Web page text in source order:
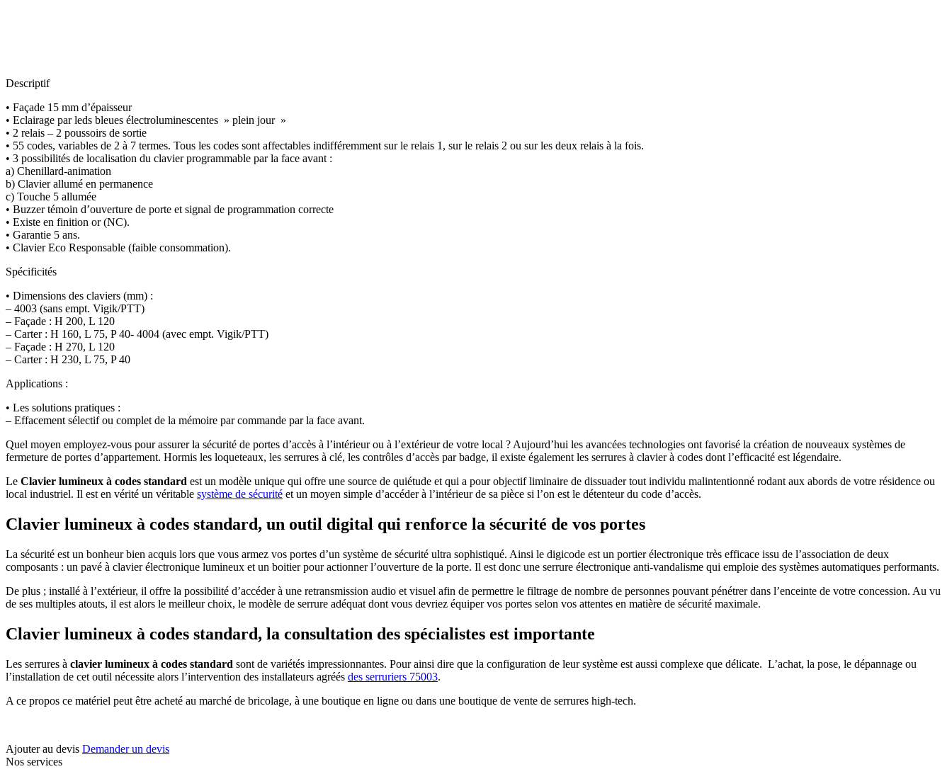
Descriptif
• Façade 15 mm d’épaisseur
• Eclairage par leds bleues électroluminescentes » plein jour »
• 2 relais – 2 poussoirs de sortie
• 55 codes, variables de 2 à 7 termes. Tous les codes sont affectables indifféremment sur le relais 1, sur le relais 2 ou sur les deux relais à la fois.
• 3 possibilités de localisation du clavier programmable par la face avant :
a) Chenillard-animation
b) Clavier allumé en permanence
c) Touche 5 allumée
• Buzzer témoin d’ouverture de porte et signal de programmation correcte
• Existe en finition or (NC).
• Garantie 5 ans.
• Clavier Eco Responsable (faible consommation).
Spécificités
• Dimensions des claviers (mm) :
– 4003 (sans empt. Vigik/PTT)
– Façade : H 200, L 120
– Carter : H 160, L 75, P 40- 4004 (avec empt. Vigik/PTT)
– Façade : H 270, L 120
– Carter : H 230, L 75, P 40
Applications :
• Les solutions pratiques :
– Effacement sélectif ou complet de la mémoire par commande par la face avant.
Quel moyen employez-vous pour assurer la sécurité de portes d’accès à l’intérieur ou à l’extérieur de votre local ? Aujourd’hui les avancées technologies ont favorisé la création de nouveaux systèmes de
fermeture de portes d’appartement. Hormis les loqueteaux, les serrures à clé, les contrôles d’accès par badge, il existe également les serrures à clavier à codes dont l’efficacité est légendaire.
Le Clavier lumineux à codes standard est un modèle unique qui offre une source de quiétude et qui a pour objectif liminaire de dissuader tout individu malintentionné rodant aux abords de votre résidence ou
local industriel. Il est en vérité un véritable système de sécurité et un moyen simple d’accéder à l’intérieur de sa pièce si l’on est le détenteur du code d’accès.
Clavier lumineux à codes standard, un outil digital qui renforce la sécurité de vos portes
La sécurité est un bonheur bien acquis lors que vous armez vos portes d’un système de sécurité ultra sophistiqué. Ainsi le digicode est un portier électronique très efficace issu de l’association de deux
composants : un pavé à clavier électronique lumineux et un boitier pour actionner l’ouverture de la porte. Il est donc une serrure électronique anti-vandalisme qui emploie des systèmes automatiques performants.
De plus ; installé à l’extérieur, il offre la possibilité d’accéder à une retransmission audio et visuel afin de permettre le filtrage de nombre de personnes pouvant pénétrer dans l’enceinte de votre concession. Au vu
de ses multiples atouts, il est alors le meilleur choix, le modèle de serrure adéquat dont vous devriez équiper vos portes selon vos attentes en matière de sécurité maximale.
Clavier lumineux à codes standard, la consultation des spécialistes est importante
Les serrures à clavier lumineux à codes standard sont de variétés impressionnantes. Pour ainsi dire que la configuration de leur système est aussi complexe que délicate. L’achat, la pose, le dépannage ou
l’installation de cet outil nécessite alors l’intervention des installateurs agréés des serruriers 75003.
A ce propos ce matériel peut être acheté au marché de bricolage, à une boutique en ligne ou dans une boutique de vente de serrures high-tech.
Ajouter au devis Demander un devis
Nos services